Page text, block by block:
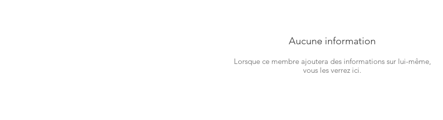
Aucune information
Lorsque ce membre ajoutera des informations sur lui-même,
vous les verrez ici.